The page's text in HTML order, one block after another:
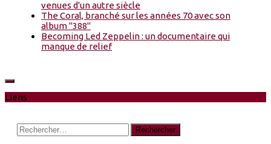
venues d'un autre siècle
The Coral, branché sur les années 70 avec son
album "388"
Becoming Led Zeppelin : un documentaire qui
manque de relief
Liens
Rechercher :